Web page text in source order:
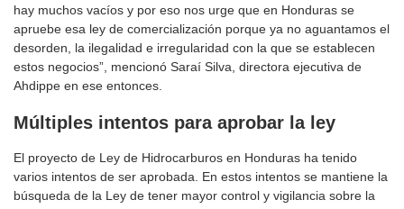
hay muchos vacíos y por eso nos urge que en Honduras se
apruebe esa ley de comercialización porque ya no aguantamos el
desorden, la ilegalidad e irregularidad con la que se establecen
estos negocios”, mencionó Saraí Silva, directora ejecutiva de
Ahdippe en ese entonces.
Múltiples intentos para aprobar la ley
El proyecto de Ley de Hidrocarburos en Honduras ha tenido
varios intentos de ser aprobada. En estos intentos se mantiene la
búsqueda de la Ley de tener mayor control y vigilancia sobre la